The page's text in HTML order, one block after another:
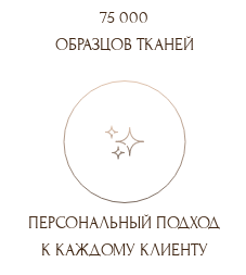
75 000
ОБРАЗЦОВ ТКАНЕЙ
ПЕРСОНАЛЬНЫЙ ПОДХОД
К КАЖДОМУ КЛИЕНТУ